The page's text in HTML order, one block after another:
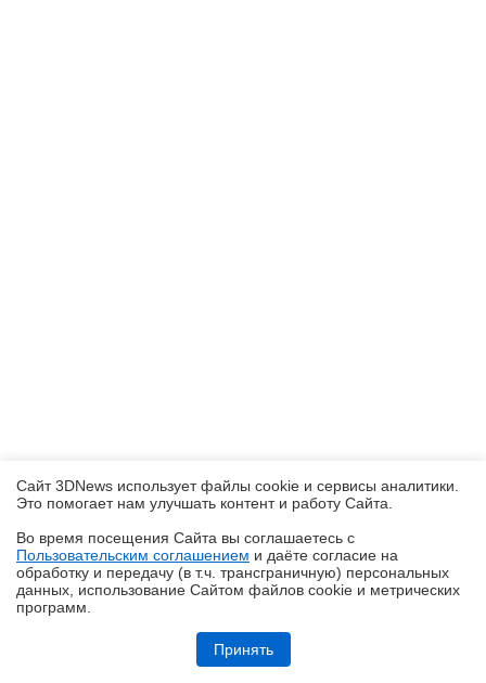
Обзор смартфона HUAWEI Pura 90s Pro Max: красота повсюду
Сайт 3DNews использует файлы cookie и сервисы аналитики.
Это помогает нам улучшать контент и работу Cайта.
Во время посещения Cайта вы соглашаетесь с
Пользовательским соглашением и даёте согласие на
обработку и передачу (в т.ч. трансграничную) персональных
данных, использование Cайтом файлов cookie и метрических
программ.
Принять